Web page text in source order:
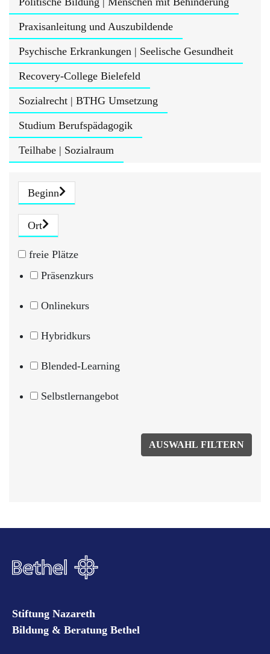
Praxisanleitung und Auszubildende
Psychische Erkrankungen | Seelische Gesundheit
Recovery-College Bielefeld
Sozialrecht | BTHG Umsetzung
Studium Berufspädagogik
Teilhabe | Sozialraum
Beginn
Ort
freie Plätze
Präsenzkurs
Onlinekurs
Hybridkurs
Blended-Learning
Selbstlernangebot
Stiftung Nazareth
Bildung & Beratung Bethel